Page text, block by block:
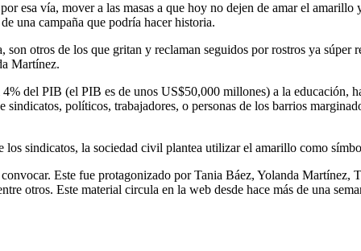
esa vía, mover a las masas a que hoy no dejen de amar el amarillo
una campaña que podría hacer historia.
otros de los que gritan y reclaman seguidos por rostros ya súper
Martínez.
del PIB (el PIB es de unos US$50,000 millones) a la educación,
políticos, trabajadores, o personas de los barrios
sindicatos, la sociedad civil plantea utilizar el amarillo como
Este fue protagonizado por Tania Báez, Yolanda
otros. Este material circula en la web desde hace más de una